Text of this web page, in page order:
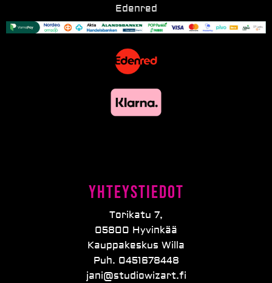
Edenred
Yhteystiedot
Torikatu 7,
05800 Hyvinkää
Kauppakeskus Willa
Puh. 0451678448
jani@studiowizart.fi